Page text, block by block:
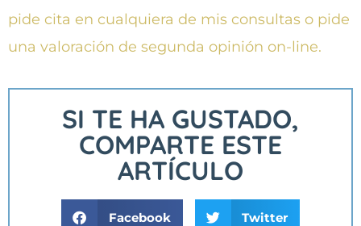
pide cita en cualquiera de mis consultas o pide
una valoración de segunda opinión on-line.
SI TE HA GUSTADO,
COMPARTE ESTE
ARTÍCULO
Facebook Twitter